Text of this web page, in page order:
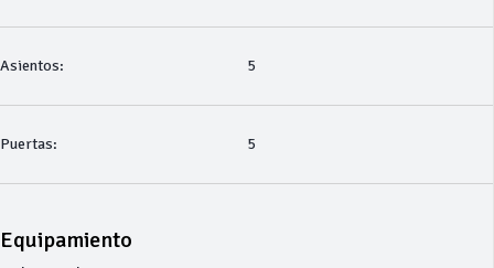
Asientos: 5
Puertas: 5
Equipamiento